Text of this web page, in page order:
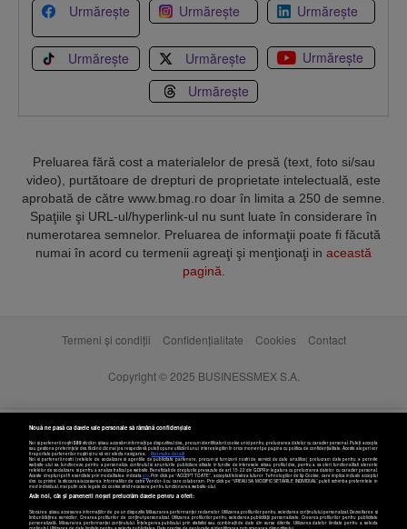
Urmărește Urmărește Urmărește
Urmărește Urmărește
Urmărește
Urmărește
Preluarea fără cost a materialelor de presă (text, foto si/sau
video), purtătoare de drepturi de proprietate intelectuală, este
aprobată de către www.bmag.ro doar în limita a 250 de semne.
Spaţiile şi URL-ul/hyperlink-ul nu sunt luate în considerare în
numerotarea semnelor. Preluarea de informaţii poate fi făcută
numai în acord cu termenii agreaţi şi menţionaţi in această
pagină
Termeni și condiții Confidențialitate Cookies Contact
Copyright © 2025 BUSINESSMEX S.A.
Nouă ne pasă ca datele tale personale să rămână confidențiale
Noi și partenerii noștri589stocăm și/sau accesăm informații pe dispozitivul dvs., precum identificatorii cookie unici pentru prelucrarea datelor cu caracter personal. Puteți accepta
sau gestiona preferințele dvs. făcând clic mai jos, respectiv vă puteți opune utilizării unui interes legitim în orice moment pe pagina cu politica de confidențialitate. Aceste alegeri vor
fi raportate partenerilor noștri și nu vă vor afecta navigarea.
Mai multe detalii
Noi si partenerii nostri (retelele de socializare si agentiile de publicitate partenere, precum si furnizorii nostri de servicii de date analitice) prelucram date pentru a permite
website-ului sa functioneze, pentru a personaliza continutul si anunturile publicitare afisate in functie de interesele si/sau profilul dvs., pentru a va oferi functionalitati aferente
retelelor de socializare si pentru a analiza traficul pe website. Beneficiati de drepturile prevazute de art. 15-22 din GDPR in legatura cu prelucrarea datelor cu caracter personal.
Aceste drepturi pot fi exercitate prin modalitatea indicataaici. Prin click pe “ACCEPT TOATE”, acceptati folosirea tuturor Tehnologiilor de tip Cookie, care implica inclusiv acceptul
dvs. cu privire la stocarea/accesarea informatiilor de catre Vendor-ii cu care colaboram. Prin click pe “VREAU SA MODIFIC SETARILE INDIVIDUAL” puteti schimba preferintele in
mod individual, mai putin cele legate de cookie strict necesare pentru functionarea website-ului.
Atât noi, cât și partenerii noștri prelucrăm datele pentru a oferi:
Stocarea și/sau accesarea informațiilor de pe un dispozitiv. Măsurarea performanței reclamelor. Utilizarea profilurilor pentru selectarea conținutului personalizat. Dezvoltarea și
îmbunătățirea serviciilor. Crearea profilurilor de conținut personalizat. Utilizarea profilurilor pentru selectarea publicității personalizate. Crearea profilurilor pentru publicitate
personalizată. Măsurarea performanței conținutului. Înțelegerea publicului prin statistici sau combinații de date din surse diferite. Utilizarea datelor limitate pentru a selecta